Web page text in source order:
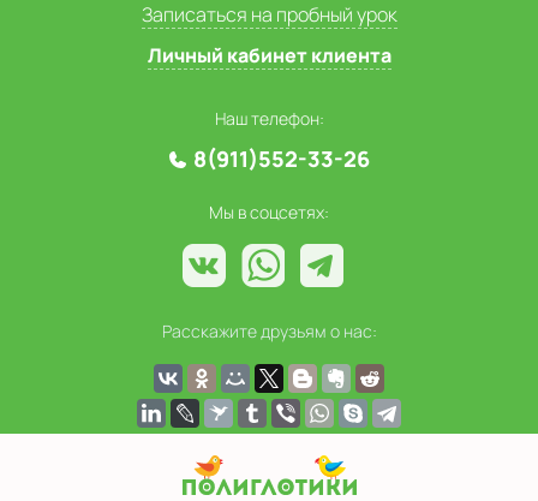
Записаться на пробный урок
Личный кабинет клиента
Наш телефон:
8(911)552-33-26
Мы в соцсетях:
Расскажите друзьям о нас: